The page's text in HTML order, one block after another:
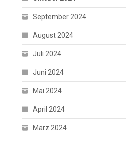
September 2024
August 2024
Juli 2024
Juni 2024
Mai 2024
April 2024
März 2024